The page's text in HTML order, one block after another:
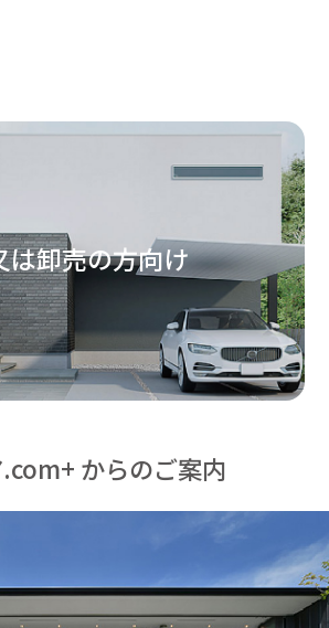
は卸売の方向け
からのご案内